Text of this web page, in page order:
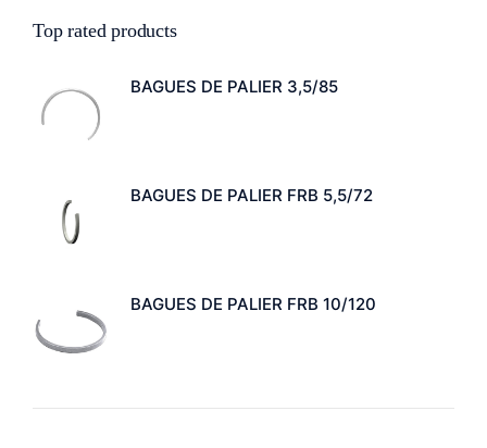
Top rated products
BAGUES DE PALIER 3,5/85
BAGUES DE PALIER FRB 5,5/72
BAGUES DE PALIER FRB 10/120